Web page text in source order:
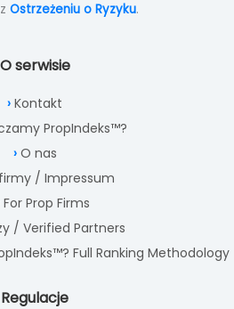
Ostrzeżeniu o Ryzyku.
O serwisie
Kontakt
PropIndeks™?
O nas
/ Impressum
For Prop Firms
/ Verified Partners
Full Ranking Methodology
Regulacje